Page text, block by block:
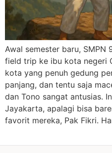
Awal semester baru, SMPN
field trip ke ibu kota negeri
kota yang penuh gedung
panjang, dan tentu saja
dan Tono sangat antusias.
Jayakarta, apalagi bisa
favorit mereka, Pak Fikri.